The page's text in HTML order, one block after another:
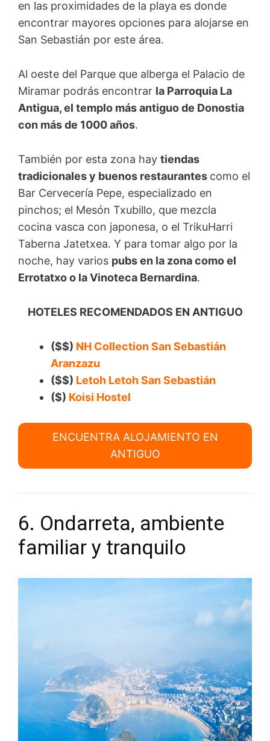
en las proximidades de la playa es donde
encontrar mayores opciones para alojarse en
San Sebastián por este área.
Al oeste del Parque que alberga el Palacio de
Miramar podrás encontrar la Parroquia La
Antigua, el templo más antiguo de Donostia
con más de 1000 años.
También por esta zona hay tiendas
tradicionales y buenos restaurantes como el
Bar Cervecería Pepe, especializado en
pinchos; el Mesón Txubillo, que mezcla
cocina vasca con japonesa, o el TrikuHarri
Taberna Jatetxea. Y para tomar algo por la
noche, hay varios pubs en la zona como el
Errotatxo o la Vinoteca Bernardina.
HOTELES RECOMENDADOS EN ANTIGUO
($$) NH Collection San Sebastián
Aranzazu
($$) Letoh Letoh San Sebastián
($) Koisi Hostel
ENCUENTRA ALOJAMIENTO EN
ANTIGUO
6. Ondarreta, ambiente
familiar y tranquilo